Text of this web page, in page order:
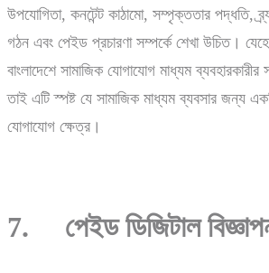
উপযোগিতা, কনটেন্ট কাঠামো, সম্পৃক্ততার পদ্ধতি,
গঠন এবং পেইড প্রচারণা সম্পর্কে শেখা উচিত।
বাংলাদেশে সামাজিক যোগাযোগ মাধ্যম
তাই এটি স্পষ্ট যে সামাজিক মাধ্যম ব্যবসার জন্য
যোগাযোগ ক্ষেত্র।
7. পেইড ডিজিটাল